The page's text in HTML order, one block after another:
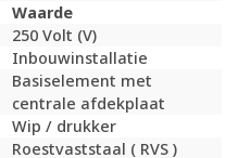
Waarde
250 Volt (V)
Inbouwinstallatie
Basiselement met
centrale afdekplaat
Wip / drukker
Roestvaststaal ( RVS )